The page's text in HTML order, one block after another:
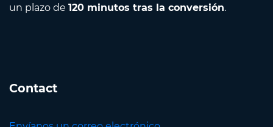
un plazo de 120 minutos tras la conversión.
Contact